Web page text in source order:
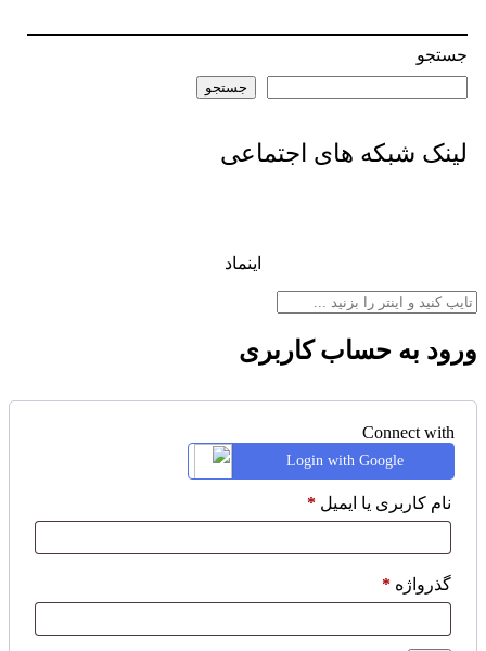
جستجو
جستجو
لینک شبکه های اجتماعی
اینماد
ورود به حساب کاربری
Connect with
Login with Google
نام کاربری یا ایمیل *
گذرواژه *